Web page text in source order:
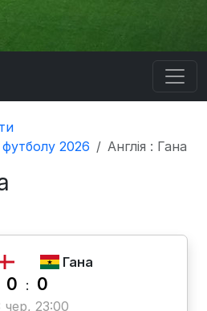
футболу 2026
Англія : Гана
Гана
0 : 0
чер, 23:00